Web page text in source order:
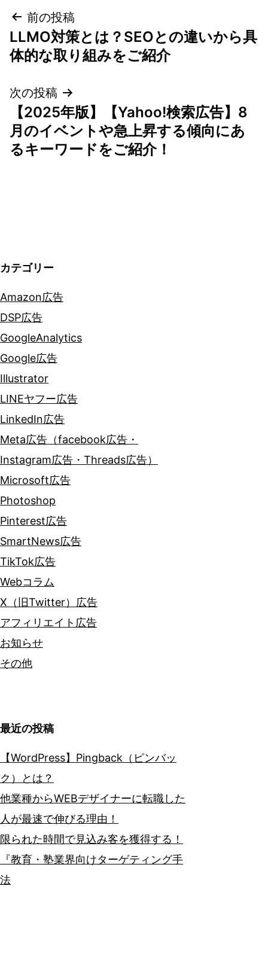
投
稿
ビ
ゲ
ー
前の投稿
LLMO対策とは？SEOとの違いから具
体的な取り組みをご紹介
次の投稿
【2025年版】【Yahoo!検索広告】8
月のイベントや急上昇する傾向にあ
るキーワードをご紹介！
カテゴリー
Amazon広告
DSP広告
GoogleAnalytics
Google広告
Illustrator
LINEヤフー広告
LinkedIn広告
Meta広告（facebook広告・
Instagram広告・Threads広告）
Microsoft広告
Photoshop
Pinterest広告
SmartNews広告
TikTok広告
Webコラム
X（旧Twitter）広告
アフィリエイト広告
お知らせ
その他
最近の投稿
【WordPress】Pingback（ピンバッ
ク）とは？
他業種からWEBデザイナーに転職した
人が最速で伸びる理由！
限られた時間で見込み客を獲得する！
『教育・塾業界向けターゲティング手
法